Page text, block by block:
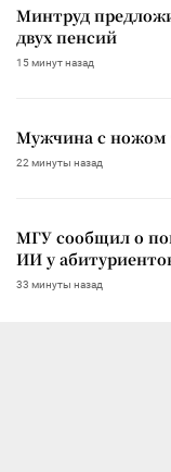
Минтруд
двух пенсий
15 минут назад
Мужчина с ножом
22 минуты назад
МГУ сообщил о
ИИ у
33 минуты назад